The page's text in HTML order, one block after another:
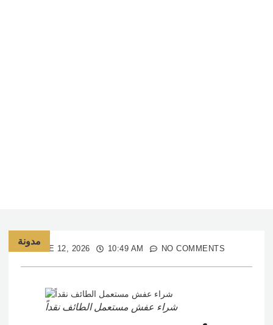
مدونة
JUNE 12, 2026 10:49 AM NO COMMENTS
شراء عفش مستعمل الطائف نقداً